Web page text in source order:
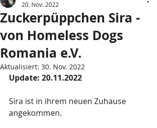
Zuckerpüppchen Sira -
von Homeless Dogs
Romania e.V.
20. Nov. 2022
Aktualisiert: 30. Nov. 2022
Update: 20.11.2022
Sira ist in ihrem neuen Zuhause
angekommen.